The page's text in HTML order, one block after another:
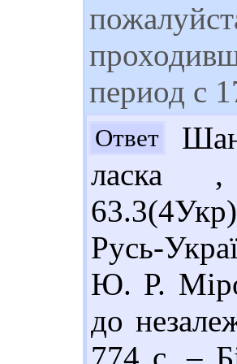
период с
Ответ
ласка
Русь-
Ю. Р.
до